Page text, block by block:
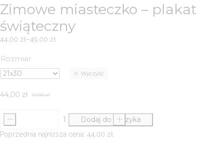
Zimowe miasteczko – plakat
świąteczny
44,00 zł–49,00 zł
Zakres
44,00 zł
49,00 zł
Rozmiar
Wyczyść
54,00zł
Pierwotna
wynosiła:
54,00 zł.
44,00 zł
Aktualna
wynosi:
44,00 zł.
ilość
Zimowe
- +
Dodaj do koszyka
Poprzednia najniższa cena: 44,00 zł